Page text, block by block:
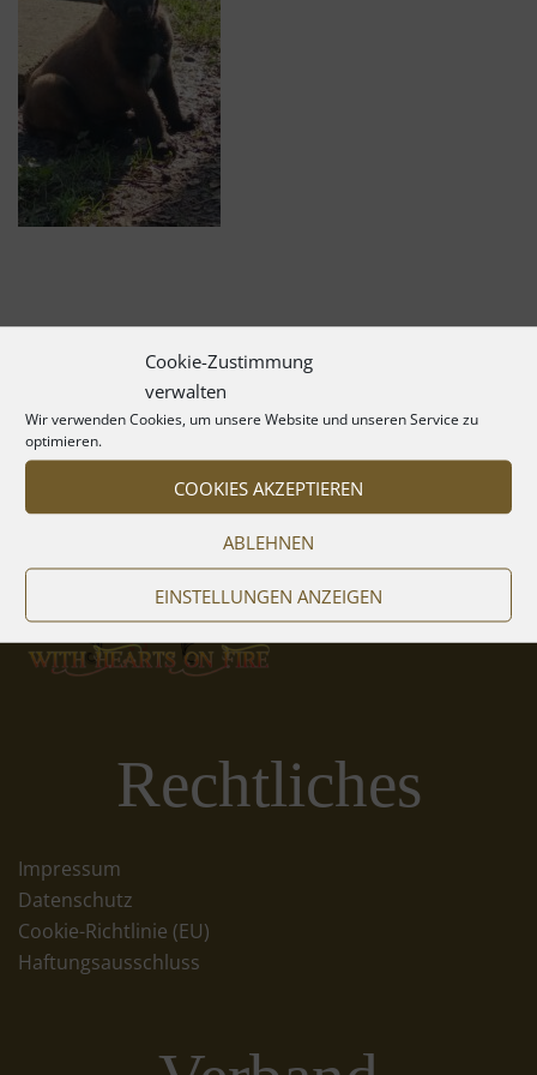
Cookie-Zustimmung
verwalten
Wir verwenden Cookies, um unsere Website und unseren Service zu
optimieren.
COOKIES AKZEPTIEREN
ABLEHNEN
EINSTELLUNGEN ANZEIGEN
Rechtliches
Impressum
Datenschutz
Cookie-Richtlinie (EU)
Haftungsausschluss